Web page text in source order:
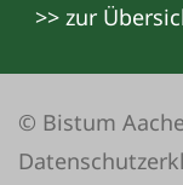
>> zur
© Bistum